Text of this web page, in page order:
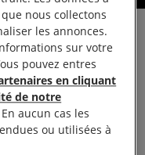
nous collectons
les annonces.
sur votre
pouvez entres
en cliquant
de notre
En aucun cas les
ou utilisées à